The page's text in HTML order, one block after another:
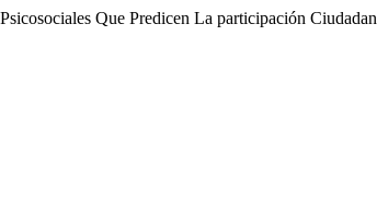
Que Predicen La participación